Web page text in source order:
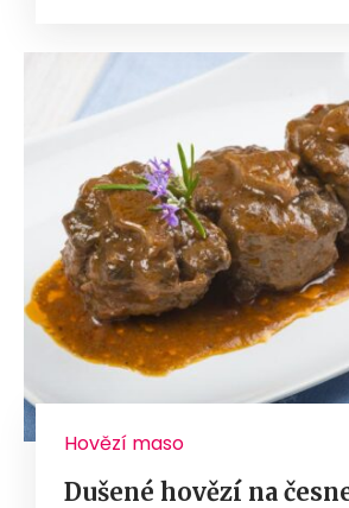
Hovězí maso
Dušené hovězí na